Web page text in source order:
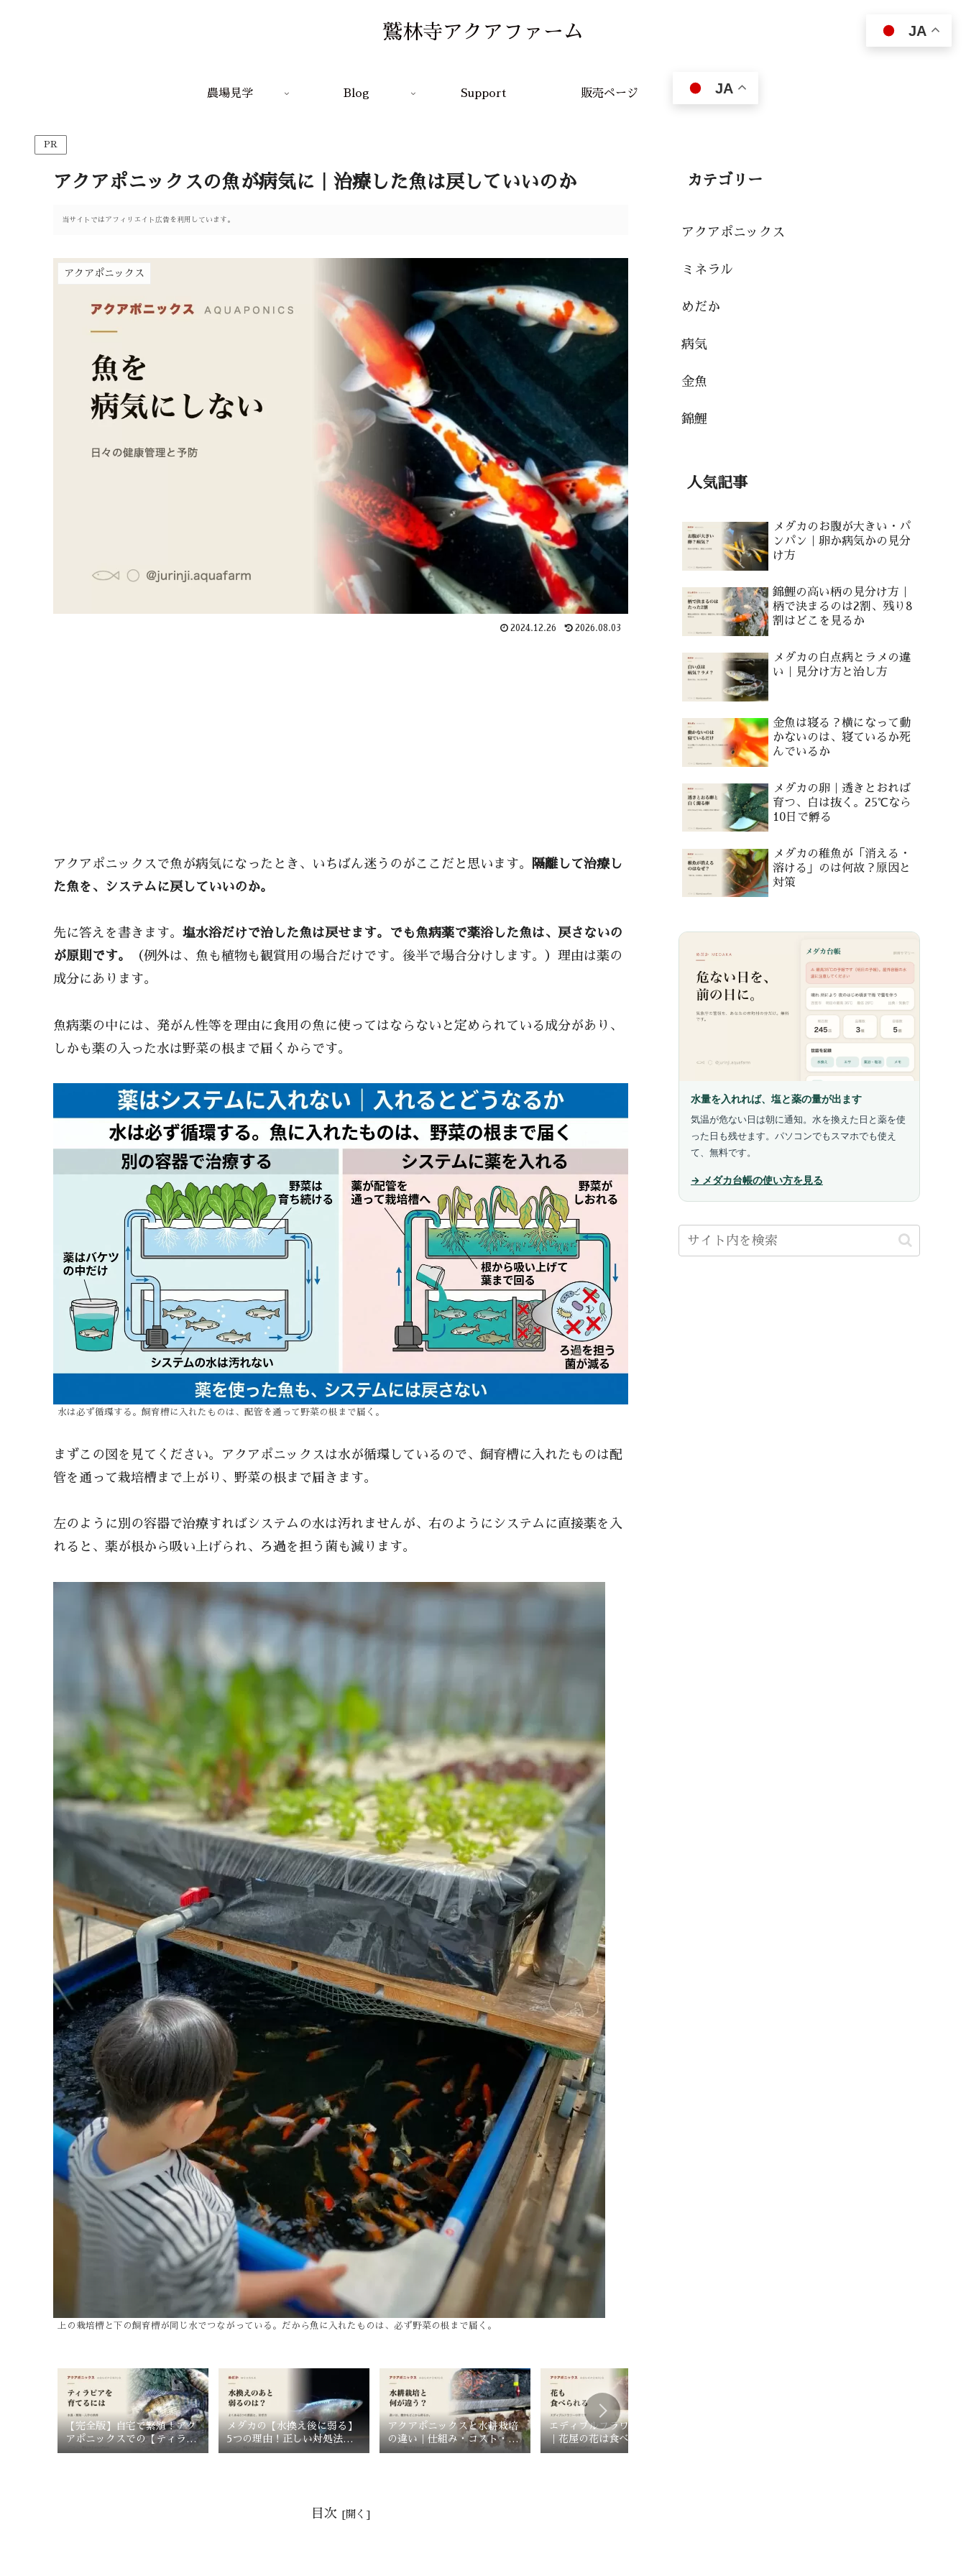
鷲林寺アクアファーム
農場見学 Blog Support 販売ページ JA
PR
アクアポニックスの魚が病気に｜治療した魚は戻していいのか
当サイトではアフィリエイト広告を利用しています。
アクアポニックス
2024.12.26 2026.08.03
アクアポニックスで魚が病気になったとき、いちばん迷うのがここだと思います。
隔離して治療し
た魚を、システムに戻していいのか。
先に答えを書きます。 塩水浴だけで治した魚は戻せます。でも魚病薬で薬浴した魚は、戻さないの
が原則です。
（例外は、魚も植物も観賞用の場合だけです。後半で場合分けします。）理由は薬の
成分にあります。
魚病薬の中には、発がん性等を理由に食用の魚に使ってはならないと定められている成分があり、
しかも薬の入った水は野菜の根まで届くからです。
水は必ず循環する。飼育槽に入れたものは、配管を通って野菜の根まで届く。
まずこの図を見てください。アクアポニックスは水が循環しているので、飼育槽に入れたものは配
管を通って栽培槽まで上がり、野菜の根まで届きます。
左のように別の容器で治療すればシステムの水は汚れませんが、右のようにシステムに直接薬を入
れると、薬が根から吸い上げられ、ろ過を担う菌も減ります。
上の栽培槽と下の飼育槽が同じ水でつながっている。だから魚に入れたものは、必ず野菜の根まで届く。
【完全版】自宅で繁殖！アク
アポニックスでの【ティラピ
ア飼育法】
メダカの【水換え後に弱る】
5つの理由！正しい対処法＆
水換えのコツ
アクアポニックスと水耕栽培
の違い｜仕組み・コスト・向
いている人を比較
エディブルフラワーの育て方
｜花屋の花は食べられません
目次
カテゴリー
アクアポニックス
ミネラル
めだか
病気
金魚
錦鯉
人気記事
メダカのお腹が大きい・パ
ンパン｜卵か病気かの見分
け方
錦鯉の高い柄の見分け方｜
柄で決まるのは2割、残り8
割はどこを見るか
メダカの白点病とラメの違
い｜見分け方と治し方
金魚は寝る？横になって動
かないのは、寝ているか死
んでいるか
メダカの卵｜透きとおれば
育つ、白は抜く。25℃なら
10日で孵る
メダカの稚魚が「消える・
溶ける」のは何故？原因と
対策
水量を入れれば、塩と薬の量が出ます
気温が危ない日は朝に通知。水を換えた日と薬を使
った日も残せます。パソコンでもスマホでも使え
て、無料です。
→ メダカ台帳の使い方を見る
JA